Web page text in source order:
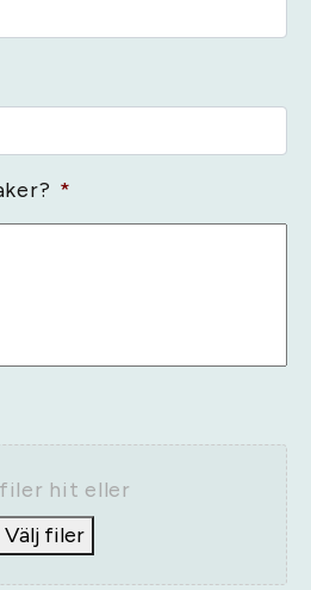
*
hit eller
Välj filer